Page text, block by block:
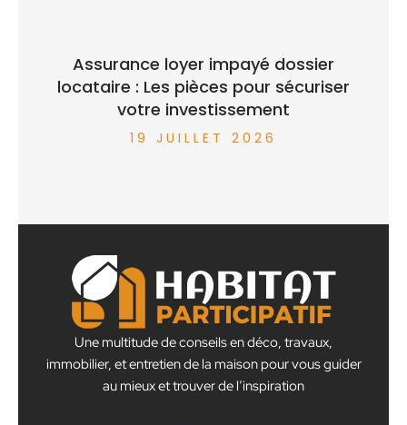
Assurance loyer impayé dossier
locataire : Les pièces pour sécuriser
votre investissement
19 JUILLET 2026
Une multitude de conseils en déco, travaux,
immobilier, et entretien de la maison pour vous guider
au mieux et trouver de l’inspiration